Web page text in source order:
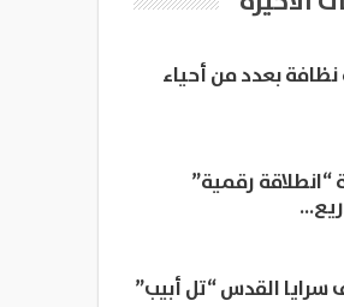
بعدد من أحياء
رقمية”
القدس “تل أبيب”